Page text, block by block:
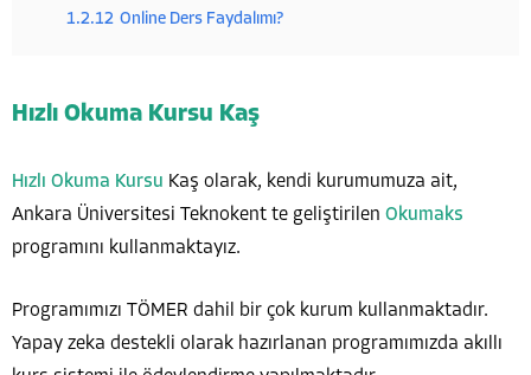
1.2.12 Online Ders Faydalımı?
Hızlı Okuma Kursu Kaş
Hızlı Okuma Kursu Kaş olarak, kendi kurumumuza ait,
Ankara Üniversitesi Teknokent te geliştirilen Okumaks
programını kullanmaktayız.
Programımızı TÖMER dahil bir çok kurum kullanmaktadır.
Yapay zeka destekli olarak hazırlanan programımızda akıllı